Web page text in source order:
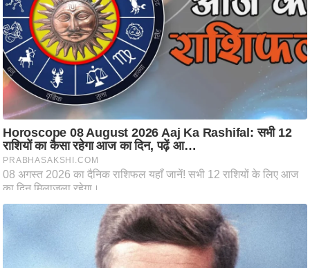
शि
प
रा
ज
नी
वि
श्ले
ष
ण